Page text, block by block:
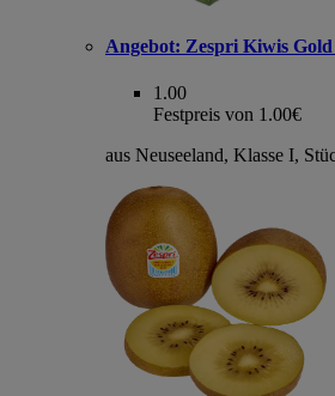
Angebot: Zespri Kiwis
1.00
Festpreis von 1.00€
aus Neuseeland, Klasse I,